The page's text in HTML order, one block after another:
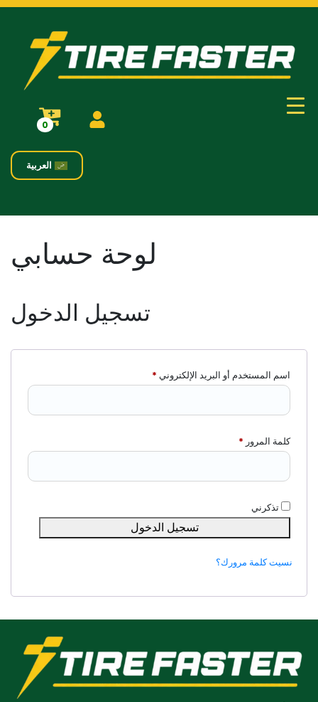
0
العربية
لوحة حسابي
تسجيل الدخول
اسم المستخدم أو البريد الإلكتروني *
كلمة المرور *
تذكرني
تسجيل الدخول
نسيت كلمة مرورك؟